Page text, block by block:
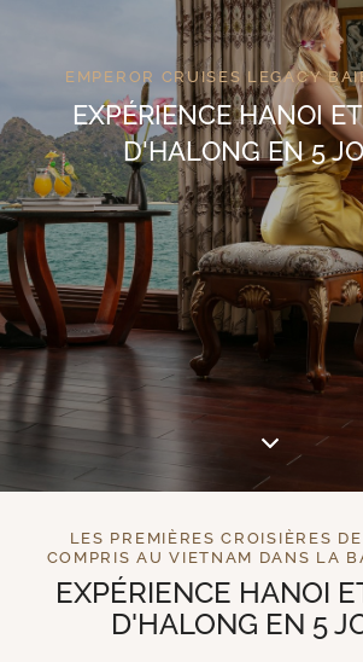
EMPEROR CRUISES LEGACY
EXPÉRIENCE HANOI
D'HALONG EN 5
LES PREMIÈRES CROISIÈRES
COMPRIS AU VIETNAM DANS LA
EXPÉRIENCE HANOI
D'HALONG EN 5